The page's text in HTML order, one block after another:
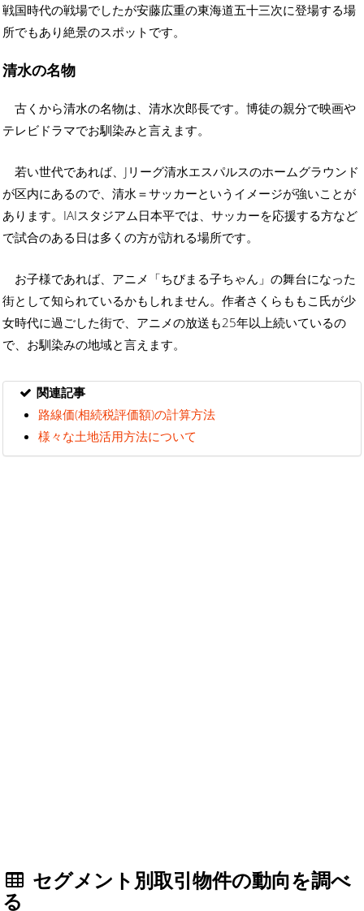
戦国時代の戦場でしたが安藤広重の東海道五十三次に登場する場
所でもあり絶景のスポットです。
清水の名物
古くから清水の名物は、清水次郎長です。博徒の親分で映画や
テレビドラマでお馴染みと言えます。
若い世代であれば、Jリーグ清水エスパルスのホームグラウンド
が区内にあるので、清水＝サッカーというイメージが強いことが
あります。IAIスタジアム日本平では、サッカーを応援する方など
で試合のある日は多くの方が訪れる場所です。
お子様であれば、アニメ「ちびまる子ちゃん」の舞台になった
街として知られているかもしれません。作者さくらももこ氏が少
女時代に過ごした街で、アニメの放送も25年以上続いているの
で、お馴染みの地域と言えます。
関連記事
路線価(相続税評価額)の計算方法
様々な土地活用方法について
セグメント別取引物件の動向を調べ
る